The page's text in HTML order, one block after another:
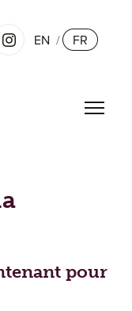
instagram.com
EN / FR
Ouvrir
pour